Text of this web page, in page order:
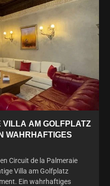
AM GOLFPLATZ I
R
Circuit de la Palmeraie
Villa am Golfplatz
Ein wahrhaftiges